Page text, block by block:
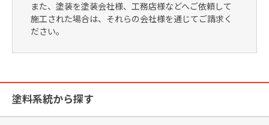
また、塗装を塗装会社様、工務店様などへご依頼して
施工された場合は、それらの会社様を通じてご請求く
ださい。
塗料系統から探す